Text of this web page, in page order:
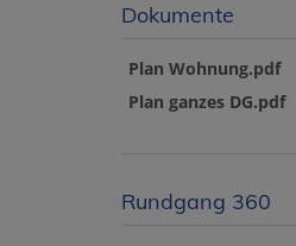
Dokumente
Plan Wohnung.pdf
Plan ganzes DG.pdf
Rundgang 360